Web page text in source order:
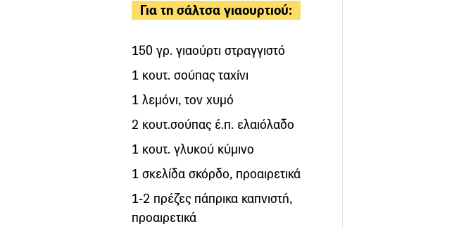
Για τη σάλτσα γιαουρτιού:
150 γρ. γιαούρτι στραγγιστό
1 κουτ. σούπας ταχίνι
1 λεμόνι, τον χυμό
2 κουτ.σούπας έ.π. ελαιόλαδο
1 κουτ. γλυκού κύμινο
1 σκελίδα σκόρδο, προαιρετικά
1-2 πρέζες πάπρικα καπνιστή,
προαιρετικά